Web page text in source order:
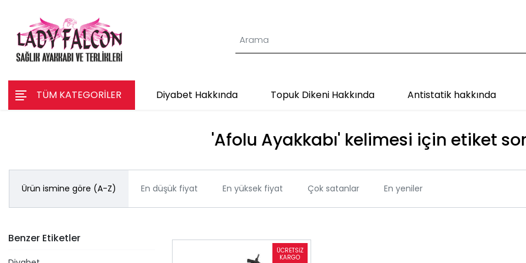
TÜM KATEGORİLER Diyabet Hakkında Topuk Dikeni Hakkında Antistatik hakkında
'Afolu Ayakkabı' kelimesi için etiket
Ürün ismine göre (A-Z) En düşük fiyat En yüksek fiyat Çok satanlar En yeniler
Benzer Etiketler